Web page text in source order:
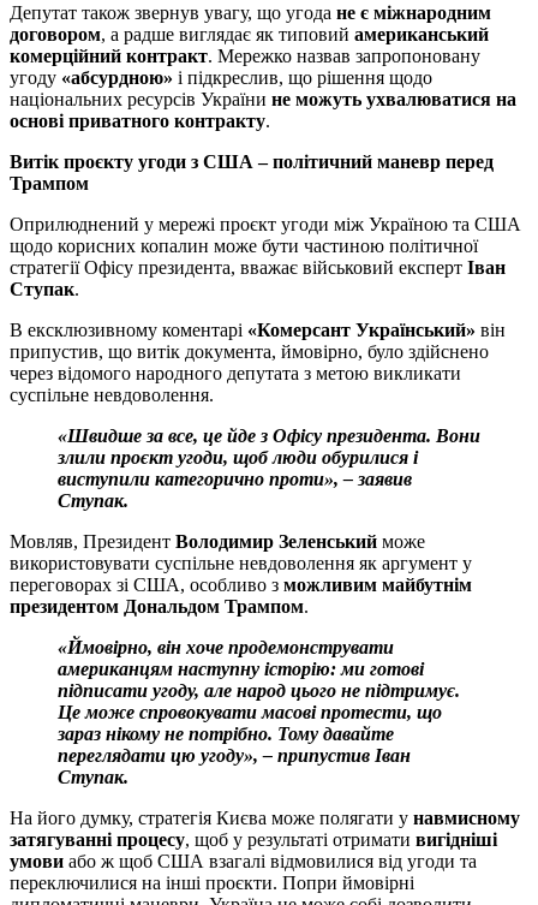
Депутат також звернув увагу, що угода не є міжнародним
договором, а радше виглядає як типовий американський
комерційний контракт. Мережко назвав запропоновану
угоду «абсурдною» і підкреслив, що рішення щодо
національних ресурсів України не можуть ухвалюватися на
основі приватного контракту.
Витік проєкту угоди з США – політичний маневр перед
Трампом
Оприлюднений у мережі проєкт угоди між Україною та США
щодо корисних копалин може бути частиною політичної
стратегії Офісу президента, вважає військовий експерт Іван
Ступак.
В ексклюзивному коментарі «Комерсант Український» він
припустив, що витік документа, ймовірно, було здійснено
через відомого народного депутата з метою викликати
суспільне невдоволення.
«Швидше за все, це йде з Офісу президента. Вони
злили проєкт угоди, щоб люди обурилися і
виступили категорично проти», – заявив
Ступак.
Мовляв, Президент Володимир Зеленський може
використовувати суспільне невдоволення як аргумент у
переговорах зі США, особливо з можливим майбутнім
президентом Дональдом Трампом.
«Ймовірно, він хоче продемонструвати
американцям наступну історію: ми готові
підписати угоду, але народ цього не підтримує.
Це може спровокувати масові протести, що
зараз нікому не потрібно. Тому давайте
переглядати цю угоду», – припустив Іван
Ступак.
На його думку, стратегія Києва може полягати у навмисному
затягуванні процесу, щоб у результаті отримати вигідніші
умови або ж щоб США взагалі відмовилися від угоди та
переключилися на інші проєкти. Попри ймовірні